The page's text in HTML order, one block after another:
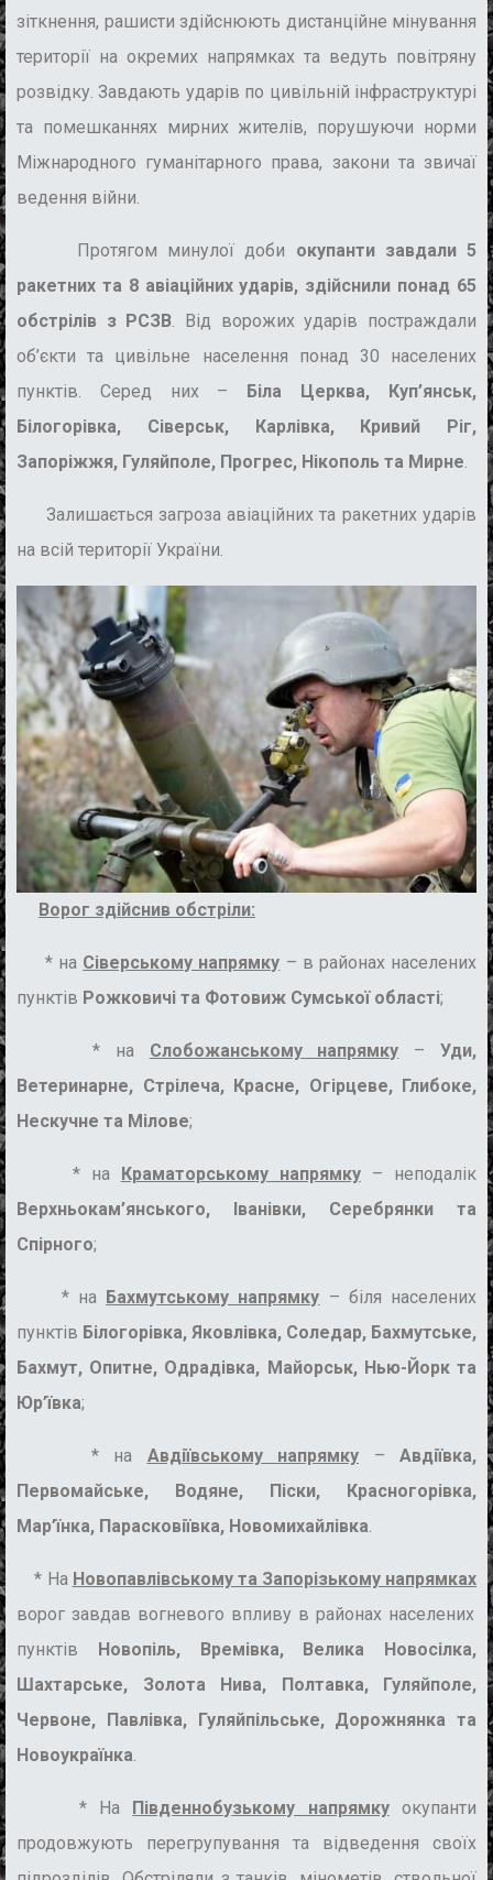
зіткнення, рашисти здійснюють дистанційне мінування
території на окремих напрямках та ведуть повітряну
розвідку. Завдають ударів по цивільній інфраструктурі
та помешканнях мирних жителів, порушуючи норми
Міжнародного гуманітарного права, закони та звичаї
ведення війни.
Протягом минулої доби окупанти завдали 5
ракетних та 8 авіаційних ударів, здійснили понад 65
обстрілів з РСЗВ. Від ворожих ударів постраждали
об’єкти та цивільне населення понад 30 населених
пунктів. Серед них – Біла Церква, Куп’янськ,
Білогорівка, Сіверськ, Карлівка, Кривий Ріг,
Запоріжжя, Гуляйполе, Прогрес, Нікополь та Мирне.
Залишається загроза авіаційних та ракетних ударів
на всій території України.
Ворог здійснив обстріли:
* на Сіверському напрямку – в районах населених
пунктів Рожковичі та Фотовиж Сумської області;
* на Слобожанському напрямку –Уди,
Ветеринарне, Стрілеча, Красне, Огірцеве, Глибоке,
Нескучне та Мілове;
* на Краматорському напрямку– неподалік
Верхньокам’янського, Іванівки, Серебрянки та
Спірного;
* на Бахмутському напрямку – біля населених
пунктів Білогорівка, Яковлівка, Соледар, Бахмутське,
Бахмут, Опитне, Одрадівка, Майорськ, Нью-Йорк та
Юр’ївка;
* на Авдіївському напрямку – Авдіївка,
Первомайське, Водяне, Піски, Красногорівка,
Мар’їнка, Парасковіївка, Новомихайлівка
* На Новопавлівському та Запорізькому напрямках
ворог завдав вогневого впливу в районах населених
пунктів Новопіль, Времівка, Велика Новосілка,
Шахтарське, Золота Нива, Полтавка, Гуляйполе,
Червоне, Павлівка, Гуляйпільське, Дорожнянка та
Новоукраїнка
* На Південнобузькому напрямкуокупанти
продовжують перегрупування та відведення своїх